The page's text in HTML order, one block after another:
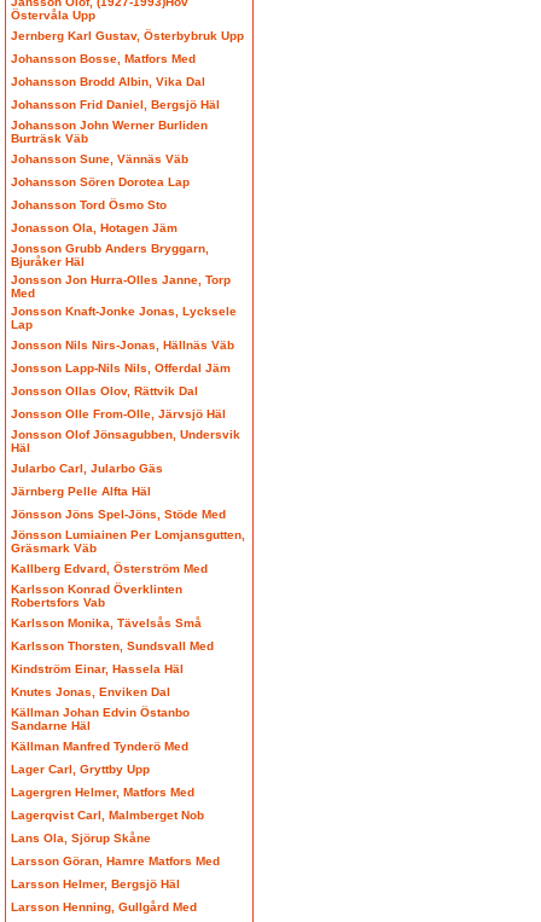
Östervåla Upp
Jernberg Karl Gustav, Österbybruk Upp
Johansson Bosse, Matfors Med
Johansson Brodd Albin, Vika Dal
Johansson Frid Daniel, Bergsjö Häl
Johansson John Werner Burliden
Burträsk Väb
Johansson Sune, Vännäs Väb
Johansson Sören Dorotea Lap
Johansson Tord Ösmo Sto
Jonasson Ola, Hotagen Jäm
Jonsson Grubb Anders Bryggarn,
Bjuråker Häl
Jonsson Jon Hurra-Olles Janne, Torp
Med
Jonsson Knaft-Jonke Jonas, Lycksele
Lap
Jonsson Nils Nirs-Jonas, Hällnäs Väb
Jonsson Lapp-Nils Nils, Offerdal Jäm
Jonsson Ollas Olov, Rättvik Dal
Jonsson Olle From-Olle, Järvsjö Häl
Jonsson Olof Jönsagubben, Undersvik
Häl
Jularbo Carl, Jularbo Gäs
Järnberg Pelle Alfta Häl
Jönsson Jöns Spel-Jöns, Stöde Med
Jönsson Lumiainen Per Lomjansgutten,
Gräsmark Väb
Kallberg Edvard, Österström Med
Karlsson Konrad Överklinten
Robertsfors Vab
Karlsson Monika, Tävelsås Små
Karlsson Thorsten, Sundsvall Med
Kindström Einar, Hassela Häl
Knutes Jonas, Enviken Dal
Källman Johan Edvin Östanbo
Sandarne Häl
Källman Manfred Tynderö Med
Lager Carl, Gryttby Upp
Lagergren Helmer, Matfors Med
Lagerqvist Carl, Malmberget Nob
Lans Ola, Sjörup Skåne
Larsson Göran, Hamre Matfors Med
Larsson Helmer, Bergsjö Häl
Larsson Henning, Gullgård Med